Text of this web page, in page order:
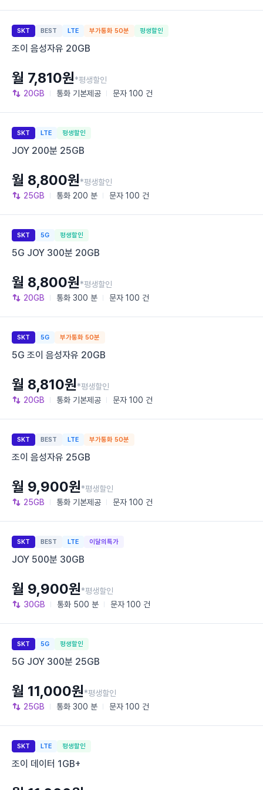
SKT BEST LTE 부가통화 50분 평생할인
조이 음성자유 20GB
20GB 통화 기본제공 문자 100 건
월 7,810원*평생할인
SKT LTE 평생할인
JOY 200분 25GB
25GB 통화 200 분 문자 100 건
월 8,800원*평생할인
SKT 5G 평생할인
5G JOY 300분 20GB
20GB 통화 300 분 문자 100 건
월 8,800원*평생할인
SKT 5G 부가통화 50분
5G 조이 음성자유 20GB
20GB 통화 기본제공 문자 100 건
월 8,810원*평생할인
SKT BEST LTE 부가통화 50분
조이 음성자유 25GB
25GB 통화 기본제공 문자 100 건
월 9,900원*평생할인
SKT BEST LTE 이달의특가
JOY 500분 30GB
30GB 통화 500 분 문자 100 건
월 9,900원*평생할인
SKT 5G 평생할인
5G JOY 300분 25GB
25GB 통화 300 분 문자 100 건
월 11,000원*평생할인
SKT LTE 평생할인
조이 데이터 1GB+